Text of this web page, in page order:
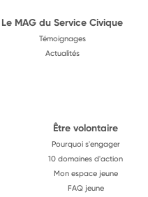
Le MAG du Service Civique
Témoignages
Actualités
Être volontaire
Pourquoi s'engager
10 domaines d'action
Mon espace jeune
FAQ jeune